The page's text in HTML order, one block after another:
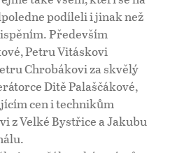
podíleli i jinak než
Především
Petru Vitáskovi
Chrobákovi za skvělý
Ditě Palaščákové,
cen i technikům
z Velké Bystřice a Jakubu